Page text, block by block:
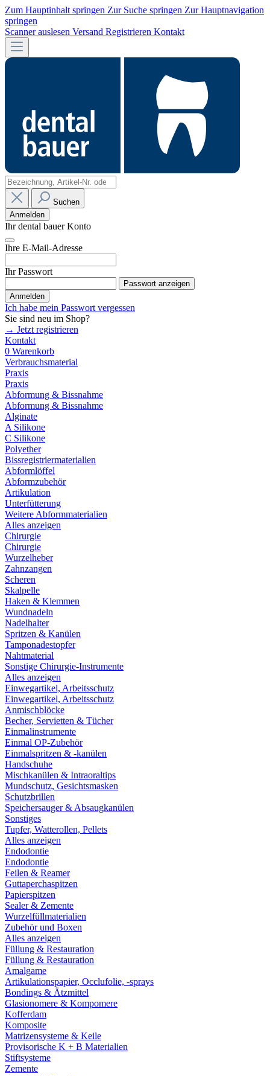
Zum Hauptinhalt springen Zur Suche springen Zur Hauptnavigation
springen
Scanner auslesen Versand Registrieren Kontakt
Suchen
Anmelden
Ihr dental bauer Konto
Ihre E-Mail-Adresse
Ihr Passwort
Passwort anzeigen
Anmelden
Ich habe mein Passwort vergessen
Sie sind neu im Shop?
→ Jetzt registrieren
Kontakt
0 Warenkorb
Verbrauchsmaterial
Praxis
Praxis
Abformung & Bissnahme
Abformung & Bissnahme
Alginate
A Silikone
C Silikone
Polyether
Bissregistriermaterialien
Abformlöffel
Abformzubehör
Artikulation
Unterfütterung
Weitere Abformmaterialien
Alles anzeigen
Chirurgie
Chirurgie
Wurzelheber
Zahnzangen
Scheren
Skalpelle
Haken & Klemmen
Wundnadeln
Nadelhalter
Spritzen & Kanülen
Tamponadestopfer
Nahtmaterial
Sonstige Chirurgie-Instrumente
Alles anzeigen
Einwegartikel, Arbeitsschutz
Einwegartikel, Arbeitsschutz
Anmischblöcke
Becher, Servietten & Tücher
Einmalinstrumente
Einmal OP-Zubehör
Einmalspritzen & -kanülen
Handschuhe
Mischkanülen & Intraoraltips
Mundschutz, Gesichtsmasken
Schutzbrillen
Speichersauger & Absaugkanülen
Sonstiges
Tupfer, Watterollen, Pellets
Alles anzeigen
Endodontie
Endodontie
Feilen & Reamer
Guttaperchaspitzen
Papierspitzen
Sealer & Zemente
Wurzelfüllmaterialien
Zubehör und Boxen
Alles anzeigen
Füllung & Restauration
Füllung & Restauration
Amalgame
Artikulationspapier, Occlufolie, -sprays
Bondings & Ätzmittel
Glasionomere & Kompomere
Kofferdam
Komposite
Matrizensysteme & Keile
Provisorische K + B Materialien
Stiftsysteme
Zemente